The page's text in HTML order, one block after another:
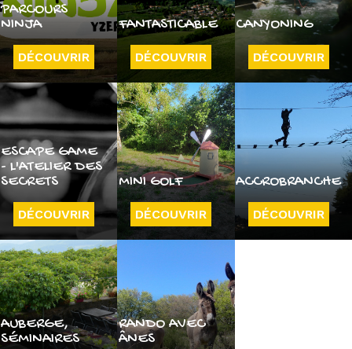
PARCOURS
NINJA
DÉCOUVRIR
FANTASTICABLE
DÉCOUVRIR
CANYONING
DÉCOUVRIR
ESCAPE GAME
- L'ATELIER DES
SECRETS
DÉCOUVRIR
MINI GOLF
DÉCOUVRIR
ACCROBRANCHE
DÉCOUVRIR
AUBERGE,
SÉMINAIRES
RANDO AVEC
ÂNES